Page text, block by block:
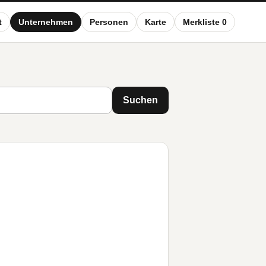
Unternehmen Personen Karte Merkliste 0
Suchen